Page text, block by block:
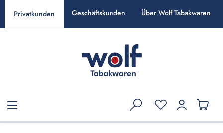
springen
Privatkunden Geschäftskunden Über Wolf Tabakwaren